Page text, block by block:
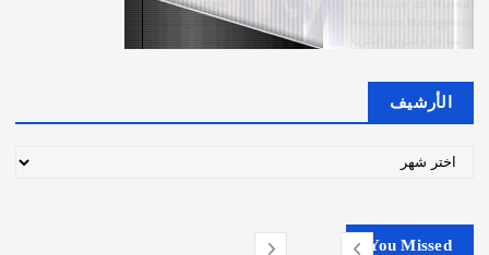
n
الأرشيف
You Missed